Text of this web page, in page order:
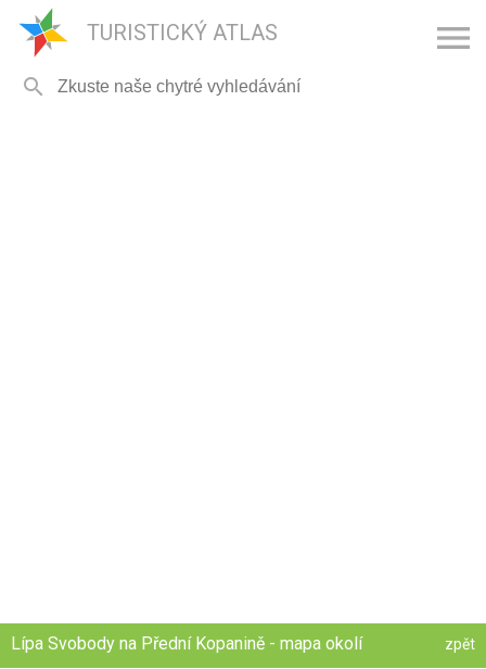
TURISTICKÝ ATLAS 

Lípa Svobody na Přední Kopanině - mapa okolí zpět